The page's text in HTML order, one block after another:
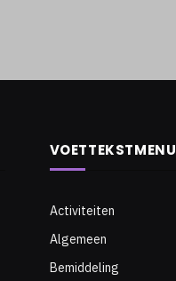
VOETTEKSTMENU
Activiteiten
Algemeen
Bemiddeling